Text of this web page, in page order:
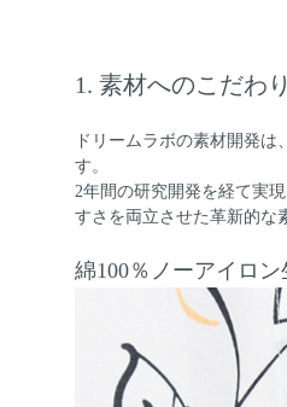
1. 素材へのこだわ
ドリームラボの素材開発
す。
2年間の研究開発を経て実
すさを両立させた革新的な
綿100％ノーアイロ